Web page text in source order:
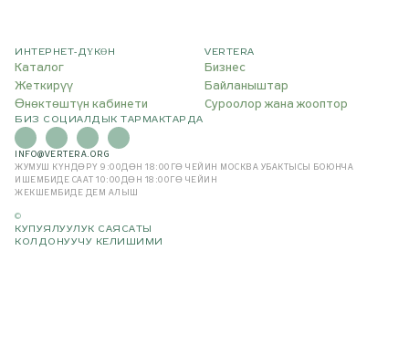
ИНТЕРНЕТ-ДҮКӨН
Каталог
Жеткирүү
Өнөктөштүн кабинети
VERTERA
Бизнес
Байланыштар
Суроолор жана жооптор
БИЗ СОЦИАЛДЫК ТАРМАКТАРДА
INFO@VERTERA.ORG
ЖУМУШ КҮНДӨРҮ 9:00ДӨН 18:00ГӨ ЧЕЙИН
МОСКВА УБАКТЫСЫ БОЮНЧА
ИШЕМБИДЕ СААТ 10:00ДӨН 18:00ГӨ ЧЕЙИН
ЖЕКШЕМБИДЕ ДЕМ АЛЫШ
©
КУПУЯЛУУЛУК САЯСАТЫ
КОЛДОНУУЧУ КЕЛИШИМИ